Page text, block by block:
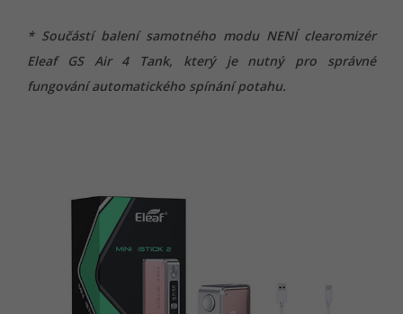
* Součástí balení samotného modu NENÍ clearomizér
Eleaf GS Air 4 Tank, který je nutný pro správné
fungování automatického spínání potahu.